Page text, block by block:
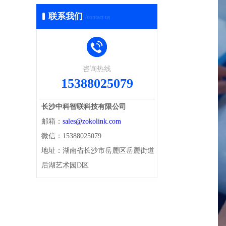
联系我们 /contact us
咨询热线
15388025079
长沙中科智联科技有限公司
邮箱： sales@zokolink.com
微信：15388025079
地址：湖南省长沙市岳麓区岳麓街道
后湖艺术园D区